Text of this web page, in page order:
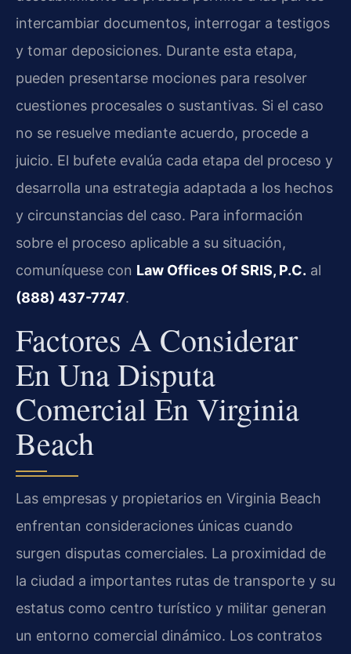
intercambiar documentos, interrogar a testigos
y tomar deposiciones. Durante esta etapa,
pueden presentarse mociones para resolver
cuestiones procesales o sustantivas. Si el caso
no se resuelve mediante acuerdo, procede a
juicio. El bufete evalúa cada etapa del proceso y
desarrolla una estrategia adaptada a los hechos
y circunstancias del caso. Para información
sobre el proceso aplicable a su situación,
comuníquese con Law Offices Of SRIS, P.C. al
(888) 437-7747.
Factores A Considerar
En Una Disputa
Comercial En Virginia
Beach
Las empresas y propietarios en Virginia Beach
enfrentan consideraciones únicas cuando
surgen disputas comerciales. La proximidad de
la ciudad a importantes rutas de transporte y su
estatus como centro turístico y militar generan
un entorno comercial dinámico. Los contratos